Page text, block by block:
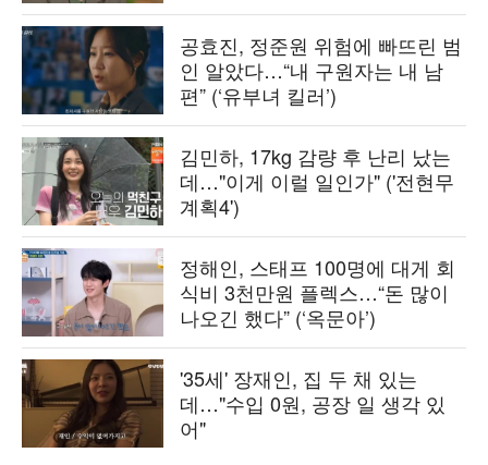
공효진, 정준원 위험에 빠뜨린 범
인 알았다…“내 구원자는 내 남
편” (‘유부녀 킬러’)
김민하, 17kg 감량 후 난리 났는
데…"이게 이럴 일인가" ('전현무
계획4')
정해인, 스태프 100명에 대게 회
식비 3천만원 플렉스…“돈 많이
나오긴 했다” (‘옥문아’)
'35세' 장재인, 집 두 채 있는
데…"수입 0원, 공장 일 생각 있
어"